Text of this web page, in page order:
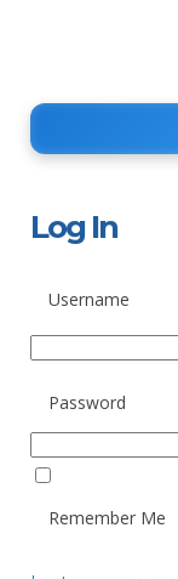
Log In
Username
Password
Remember Me